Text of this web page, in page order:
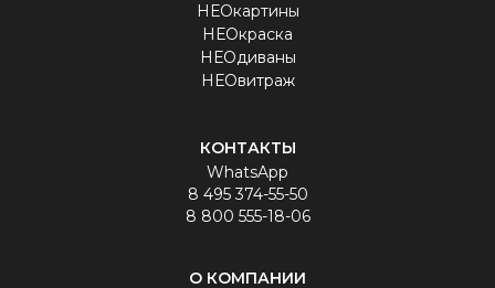
НЕОкартины
НЕОкраска
НЕОдиваны
НЕОвитраж
КОНТАКТЫ
WhatsApp
8 495 374-55-50
8 800 555-18-06
О КОМПАНИИ